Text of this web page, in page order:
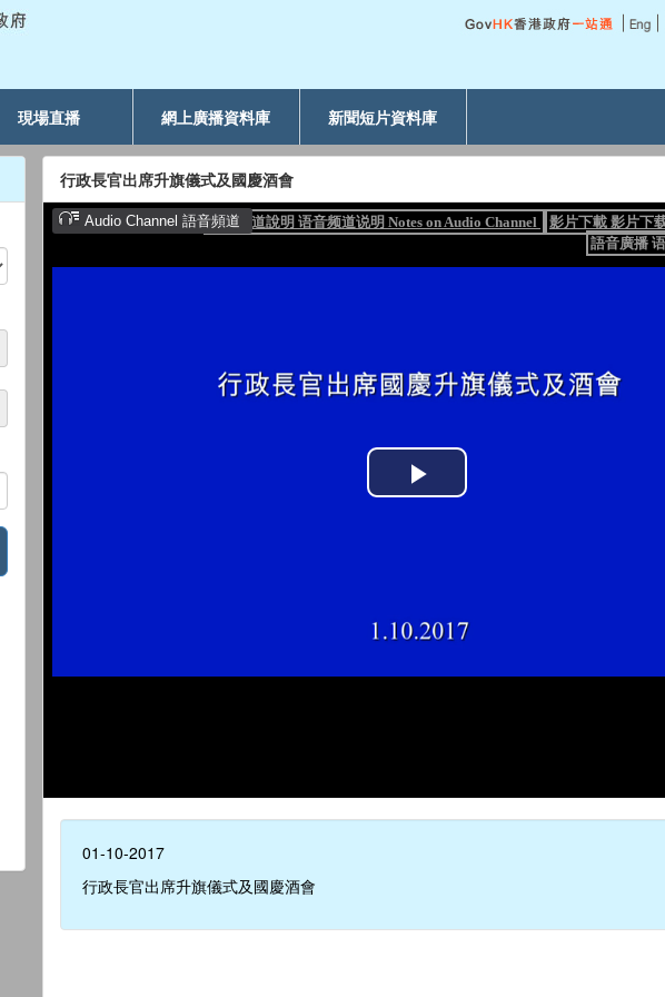
現場直播 網上廣播資料庫 新聞短片資料庫
行政長官出席升旗儀式及國慶酒會
01-10-2017
行政長官出席升旗儀式及國慶酒會